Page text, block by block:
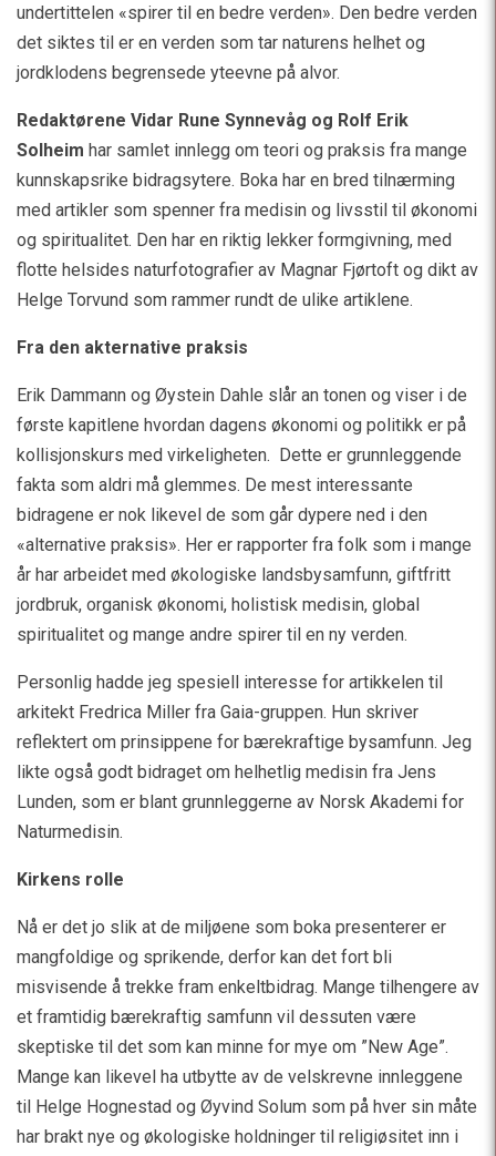
undertittelen «spirer til en bedre verden». Den bedre verden
det siktes til er en verden som tar naturens helhet og
jordklodens begrensede yteevne på alvor.
Redaktørene Vidar Rune Synnevåg og Rolf Erik
Solheim har samlet innlegg om teori og praksis fra mange
kunnskapsrike bidragsytere. Boka har en bred tilnærming
med artikler som spenner fra medisin og livsstil til økonomi
og spiritualitet. Den har en riktig lekker formgivning, med
flotte helsides naturfotografier av Magnar Fjørtoft og dikt av
Helge Torvund som rammer rundt de ulike artiklene.
Fra den akternative praksis
Erik Dammann og Øystein Dahle slår an tonen og viser i de
første kapitlene hvordan dagens økonomi og politikk er på
kollisjonskurs med virkeligheten. Dette er grunnleggende
fakta som aldri må glemmes. De mest interessante
bidragene er nok likevel de som går dypere ned i den
«alternative praksis». Her er rapporter fra folk som i mange
år har arbeidet med økologiske landsbysamfunn, giftfritt
jordbruk, organisk økonomi, holistisk medisin, global
spiritualitet og mange andre spirer til en ny verden.
Personlig hadde jeg spesiell interesse for artikkelen til
arkitekt Fredrica Miller fra Gaia-gruppen. Hun skriver
reflektert om prinsippene for bærekraftige bysamfunn. Jeg
likte også godt bidraget om helhetlig medisin fra Jens
Lunden, som er blant grunnleggerne av Norsk Akademi for
Naturmedisin.
Kirkens rolle
Nå er det jo slik at de miljøene som boka presenterer er
mangfoldige og sprikende, derfor kan det fort bli
misvisende å trekke fram enkeltbidrag. Mange tilhengere av
et framtidig bærekraftig samfunn vil dessuten være
skeptiske til det som kan minne for mye om ”New Age”.
Mange kan likevel ha utbytte av de velskrevne innleggene
til Helge Hognestad og Øyvind Solum som på hver sin måte
har brakt nye og økologiske holdninger til religiøsitet inn i